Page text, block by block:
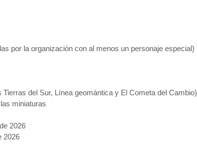
por la organización con al menos un personaje especial)
del Sur, Línea geomántica y El Cometa del Cambio)
miniaturas
2026
2026